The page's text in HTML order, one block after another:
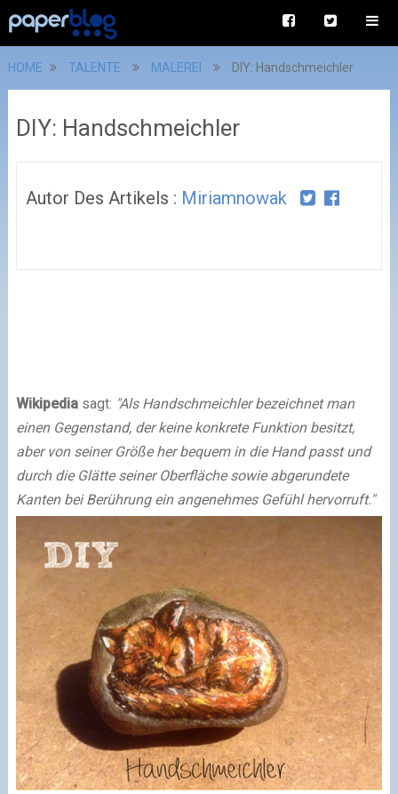
HOME TALENTE MALEREI DIY: Handschmeichler
DIY: Handschmeichler
Autor Des Artikels : Miriamnowak
Wikipediasagt: "Als Handschmeichler bezeichnet man
einen Gegenstand, der keine konkrete Funktion besitzt,
aber von seiner Größe her bequem in die Hand passt und
durch die Glätte seiner Oberfläche sowie abgerundete
Kanten bei Berührung ein angenehmes Gefühl hervorruft."